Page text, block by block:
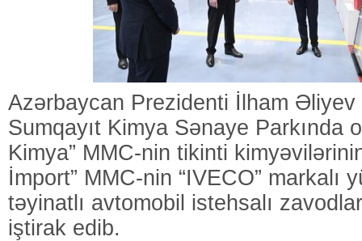
Azərbaycan Prezidenti İlham Əliyev
Sumqayıt Kimya Sənaye Parkında
Kimya” MMC-nin tikinti
İmport” MMC-nin “IVECO” markalı
təyinatlı avtomobil istehsalı
iştirak edib.